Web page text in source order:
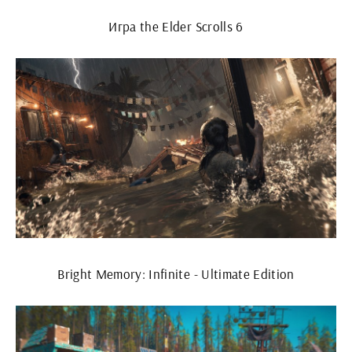
Игра the Elder Scrolls 6
Bright Memory: Infinite - Ultimate Edition